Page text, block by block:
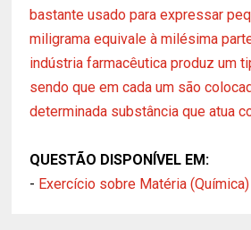
bastante usado para expressar
miligrama equivale à milésima
indústria farmacêutica produz um
sendo que em cada um são
determinada substância que atua
QUESTÃO DISPONÍVEL EM:
- Exercício sobre Matéria